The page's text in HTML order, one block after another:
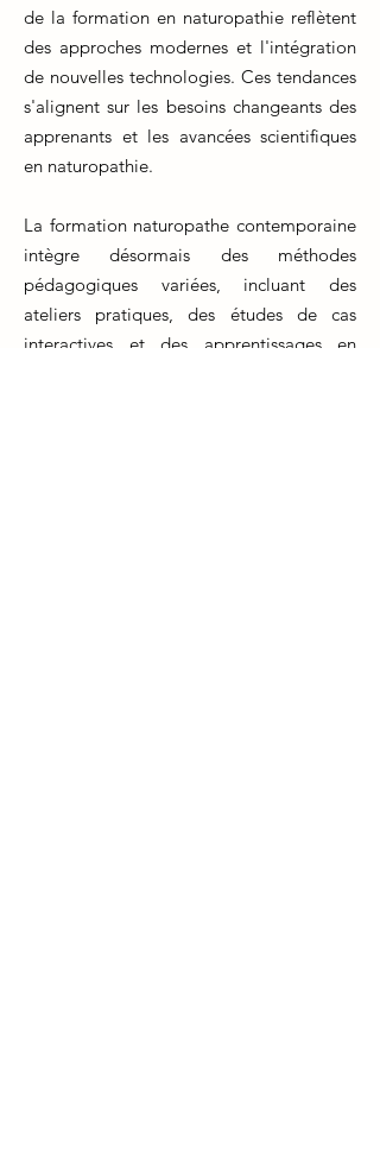
de la formation en naturopathie reflètent
des approches modernes et l'intégration
de nouvelles technologies. Ces tendances
s'alignent sur les besoins changeants des
apprenants et les avancées scientifiques
en naturopathie.
La formation naturopathe contemporaine
intègre désormais des méthodes
pédagogiques variées, incluant des
ateliers pratiques, des études de cas
interactives et des apprentissages en